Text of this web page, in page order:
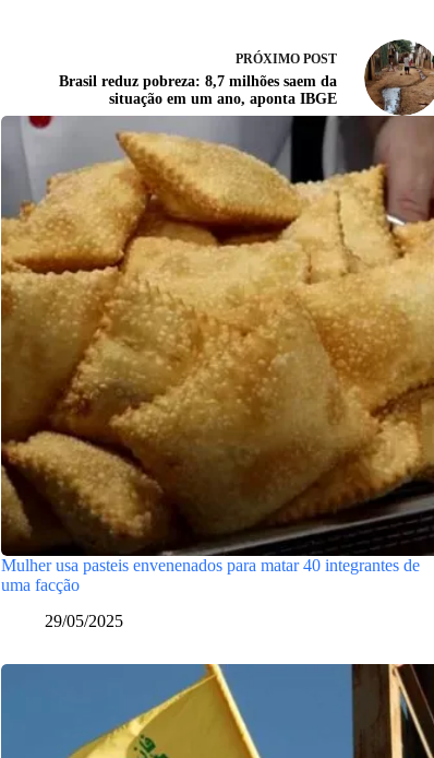
PRÓXIMO POST
Brasil reduz pobreza: 8,7 milhões saem da
situação em um ano, aponta IBGE
Mulher usa pasteis envenenados para matar 40 integrantes de
uma facção
29/05/2025